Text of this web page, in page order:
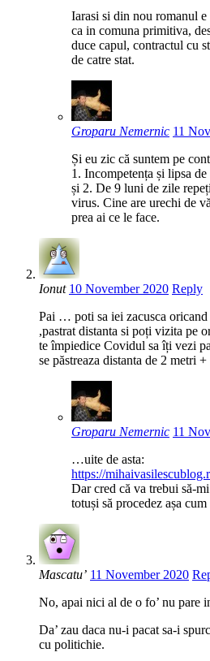
Iarasi si din nou romanul e
ca in comuna primitiva,
duce capul, contractul cu
de catre stat.
Groparu Nemernic 11
Și eu zic că suntem pe
1. Incompetența și lipsa
și 2. De 9 luni de zile
virus. Cine are urechi de
prea ai ce le face.
Ionut 10 November 2020 Reply
Pai … poti sa iei zacusca oricand
,pastrat distanta si poți vizita pe
te împiedice Covidul sa îți vezi
se păstreaza distanta de 2 metri
Groparu Nemernic 11
…uite de asta:
https://
Dar cred că va trebui să-
totuși să procedez așa
Mascatu’ 11 November 2020
No, apai nici al de o fo’ nu pare
Da’ zau daca nu-i pacat sa-i
cu politichie.